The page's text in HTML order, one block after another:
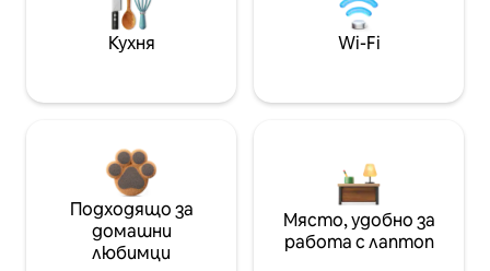
Кухня Wi-Fi
Подходящо за
домашни
любимци
Място, удобно за
работа с лаптоп